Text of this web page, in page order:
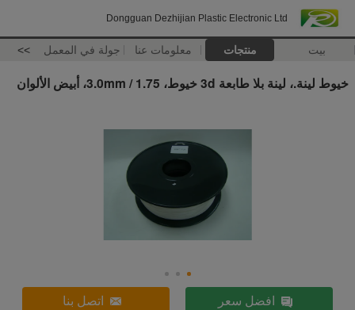
Dongguan Dezhijian Plastic Electronic Ltd
بيت منتجات معلومات عنا جولة في المعمل >>
خيوط لينة.، لينة بلا طابعة 3d خيوط، 1.75 / 3.0mm، أبيض الألوان
افضل سعر اتصل بنا